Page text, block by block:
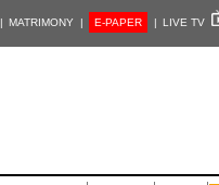
| MATRIMONY | E-PAPER | LIVE TV